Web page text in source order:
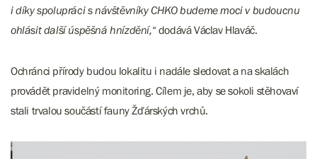
i díky spolupráci s návštěvníky CHKO budeme moci v budoucnu
ohlásit další úspěšná hnízdění,“ dodává Václav Hlaváč.
Ochránci přírody budou lokalitu i nadále sledovat a na skalách
provádět pravidelný monitoring. Cílem je, aby se sokoli stěhovaví
stali trvalou součástí fauny Žďárských vrchů.